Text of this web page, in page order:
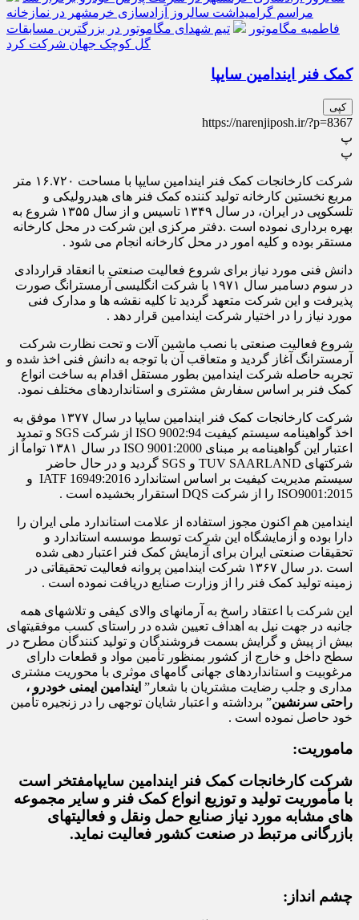
مراسم گرامیداشت سالروز آزادسازی خرمشهر در نمازخانه
فاطمیه مگاموتور
تیم شهدای مگاموتور در بزرگترین مسابقات
گل کوچک جهان شرکت کرد
کمک فنر ایندامین سایپا
کپی
https://narenjiposh.ir/?p=8367
پ
پ
شرکت کارخانجات کمک فنر ایندامین سایپا با مساحت ۱۶.۷۲۰ متر
مربع نخستین کارخانه تولید کننده کمک فنر های هیدرولیکی و
تلسکوپی در ایران، در سال ۱۳۴۹ تاسیس و از سال ۱۳۵۵ شروع به
بهره برداری نموده است .دفتر مرکزی این شرکت در محل کارخانه
مستقر بوده و کلیه امور در محل کارخانه انجام می شود .
دانش فنی مورد نیاز برای شروع فعالیت صنعتی با انعقاد قراردادی
در سوم دسامبر سال ۱۹۷۱ با شرکت انگلیسی آرمسترانگ صورت
پذیرفت و این شرکت متعهد گردید تا کلیه نقشه ها و مدارک فنی
مورد نیاز را در اختیار شرکت ایندامین قرار دهد .
شروع فعالیت صنعتی با نصب ماشین آلات و تحت نظارت شرکت
آرمسترانگ آغاز گردید و متعاقب آن با توجه به دانش فنی اخذ شده و
تجربه حاصله شرکت ایندامین بطور مستقل اقدام به ساخت انواع
کمک فنر بر اساس سفارش مشتری و استانداردهای مختلف نمود.
شرکت کارخانجات کمک فنر ایندامین سایپا در سال ۱۳۷۷ موفق به
اخذ گواهینامه سیستم کیفیت ISO 9002:94 از شرکت SGS و تمدید
اعتبار این گواهینامه بر مبنای ISO 9001:2000 در سال ۱۳۸۱ تواماٌ از
شرکتهای TUV SAARLAND و SGS گردید و در حال حاضر
سیستم مدیریت کیفیت بر اساس استاندارد IATF 16949:2016 و
ISO9001:2015 را از شرکت DQS استقرار بخشیده است .
ایندامین هم اکنون مجوز استفاده از علامت استاندارد ملی ایران را
دارا بوده و آزمایشگاه این شرکت توسط موسسه استاندارد و
تحقیقات صنعتی ایران برای آزمایش کمک فنر اعتبار دهی شده
است .در سال ۱۳۶۷ شرکت ایندامین پروانه فعالیت تحقیقاتی در
زمینه تولید کمک فنر را از وزارت صنایع دریافت نموده است .
این شرکت با اعتقاد راسخ به آرمانهای والای کیفی و تلاشهای همه
جانبه در جهت نیل به اهداف تعیین شده در راستای کسب موفقیتهای
بیش از پیش و گرایش بسمت فروشندگان و تولید کنندگان مطرح در
سطح داخل و خارج از کشور بمنظور تأمین مواد و قطعات دارای
مرغوبیت و استانداردهای جهانی گامهای موثری با محوریت مشتری
مداری و جلب رضایت مشتریان با شعار” ایندامین ایمنی خودرو ،
راحتی سرنشین” برداشته و اعتبار شایان توجهی را در زنجیره تأمین
خود حاصل نموده است .
ماموریت:
شرکت کارخانجات کمک فنر ایندامین سایپامفتخر است
با مأموریت تولید و توزیع انواع کمک فنر و سایر مجموعه
های مشابه مورد نیاز صنایع حمل ونقل و فعالیتهای
بازرگانی مرتبط در صنعت کشور فعالیت نماید.
چشم انداز: